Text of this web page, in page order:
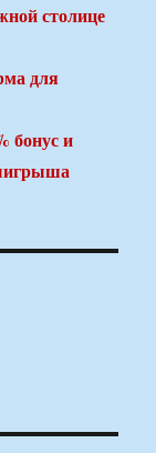
столице
для
бонус и